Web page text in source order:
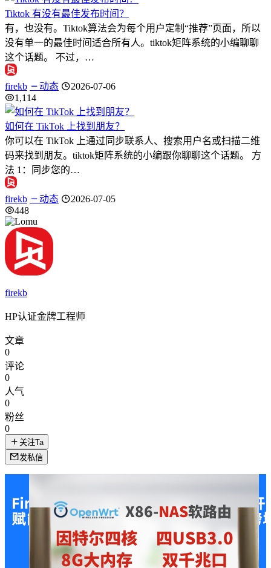
Tiktok 有没有最佳发布时间？
有，也没有。Tiktok算法会为每个用户定制“推荐”页面，所以
没有单一的最佳时间适合所有人。tiktok矩阵系统的小编聊聊
这个话题。 不过，…
firekb 动态
2026-07-06
1,114
如何在 TikTok 上找到朋友？
你可以在 TikTok 上通过同步联系人、搜索用户名或扫描二维
码来找到朋友。tiktok矩阵系统的小编跟你聊聊这个话题。 方
法 1：同步您的…
firekb 动态
2026-07-05
448
firekb
HP认证金牌工程师
文章
0
评论
0
人气
0
粉丝
0
关注Ta
发私信